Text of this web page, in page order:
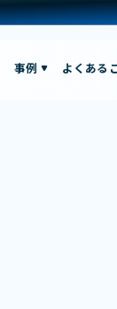
事例 よくある